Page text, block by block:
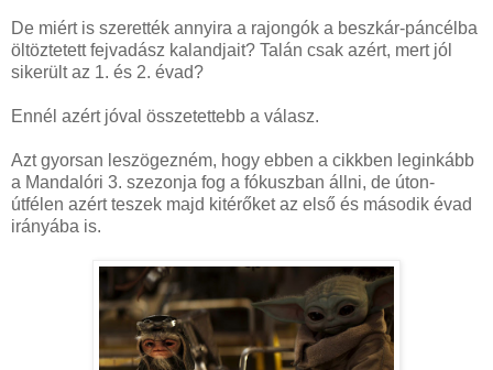
De miért is szerették annyira a rajongók a beszkár-páncélba
öltöztetett fejvadász kalandjait? Talán csak azért, mert jól
sikerült az 1. és 2. évad?
Ennél azért jóval összetettebb a válasz.
Azt gyorsan leszögezném, hogy ebben a cikkben leginkább
a Mandalóri 3. szezonja fog a fókuszban állni, de úton-
útfélen azért teszek majd kitérőket az első és második évad
irányába is.